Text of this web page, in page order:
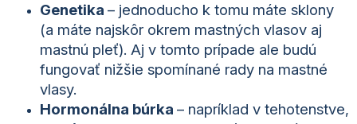
Genetika – jednoducho k tomu máte sklony
(a máte najskôr okrem mastných vlasov aj
mastnú pleť). Aj v tomto prípade ale budú
fungovať nižšie spomínané rady na mastné
vlasy.
Hormonálna búrka – napríklad v tehotenstve,